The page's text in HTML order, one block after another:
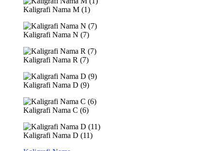
Kaligrafi Nama M (1)
Kaligrafi Nama N (7)
Kaligrafi Nama R (7)
Kaligrafi Nama D (9)
Kaligrafi Nama C (6)
Kaligrafi Nama D (11)